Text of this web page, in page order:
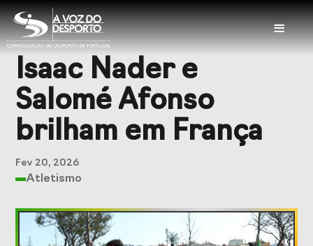
≡
Sobre a CDP
Visão e Missão
Órgãos Sociais
Nacionais
Representações
Isaac Nader e
Salomé Afonso
brilham em França
Fev 20, 2026
Atletismo